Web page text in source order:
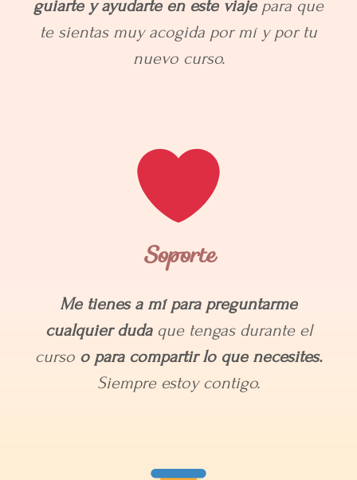
guiarte y ayudarte en este viajepara que
te sientas muy acogida por mí y por tu
nuevo curso.
Soporte
Me tienes a mí para preguntarme
cualquier duda que tengas durante el
curso o para compartir lo que necesites.
Siempre estoy contigo.